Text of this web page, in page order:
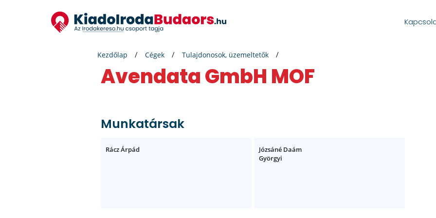
Kezdőlap Cégek Tulajdonosok, üzemeltetők
Avendata GmbH MOF
Munkatársak
Rácz Árpád
Józsáné Daám
Györgyi